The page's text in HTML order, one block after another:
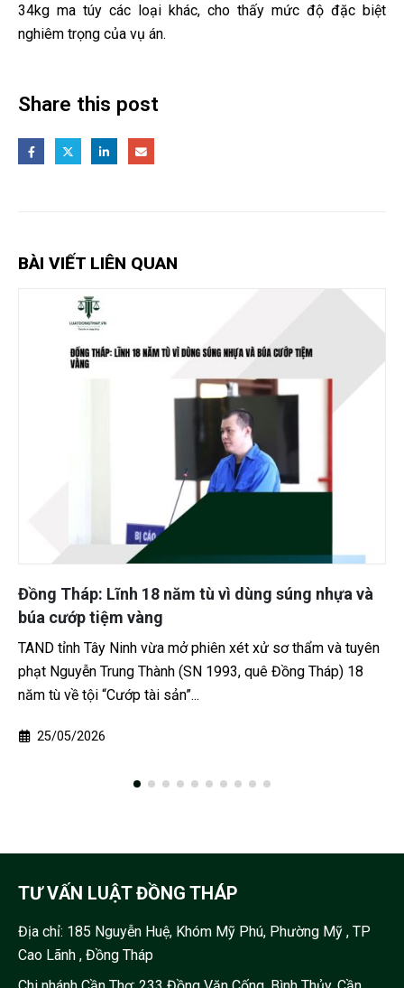
34kg ma túy các loại khác, cho thấy mức độ đặc biệt
nghiêm trọng của vụ án.
Share this post
BÀI VIẾT LIÊN QUAN
và
Cái Bè, Đồng Tháp: Khởi tố 10 bị can trong
dây cá độ bóng đá World Cup hơn 1,3 tỷ đồng
Cái Bè, Đồng Tháp: Công an tỉnh Đồng Tháp vừa triệt
một đường dây tổ chức đánh bạc và đánh bạc dưới
thức cá độ bóng đá qua...
09/07/2026
TƯ VẤN LUẬT ĐỒNG THÁP
Địa chỉ: 185 Nguyễn Huệ, Khóm Mỹ Phú, Phường Mỹ , TP
Cao Lãnh , Đồng Tháp